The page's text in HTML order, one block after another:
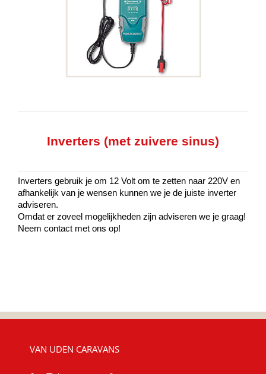
Inverters (met zuivere sinus)
Inverters gebruik je om 12 Volt om te zetten naar 220V en
afhankelijk van je wensen kunnen we je de juiste inverter
adviseren.
Omdat er zoveel mogelijkheden zijn adviseren we je graag!
Neem contact met ons op!
VAN UDEN CARAVANS